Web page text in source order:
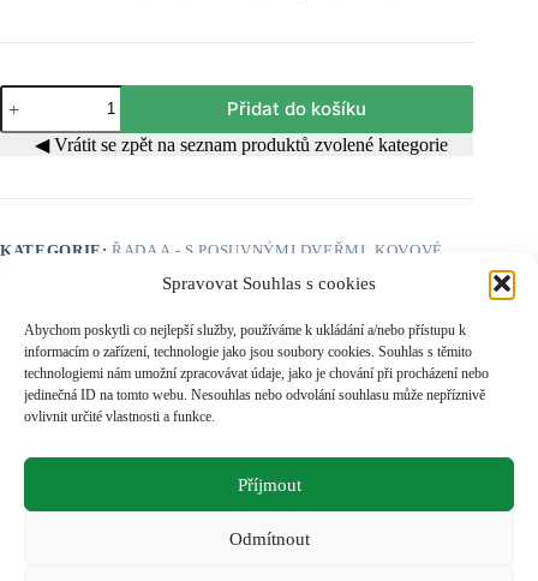
Spravovat Souhlas s cookies
Abychom poskytli co nejlepší služby, používáme k ukládání a/nebo přístupu k
informacím o zařízení, technologie jako jsou soubory cookies. Souhlas s těmito
technologiemi nám umožní zpracovávat údaje, jako je chování při procházení nebo
jedinečná ID na tomto webu. Nesouhlas nebo odvolání souhlasu může nepříznivě
ovlivnit určité vlastnosti a funkce.
Příjmout
Odmítnout
Skříň
A
303
množství
Přidat do košíku
◀ Vrátit se zpět na seznam produktů zvolené kategorie
KATEGORIE:ŘADA A - S POSUVNÝMI DVEŘMI ,KOVOVÉ
• rozměry skříně š 800 x hl 450 x v 1400mm
• skříň je jako celý svařenec
• skříň je osazena třěmi stavitelnými policemi (další se dají
doobjednat)
• dveře , uzamykatelné zatlačovacím cylindrickým zámkem (2
• nosnost jedné police max. 50kg
• lakováno interiérovou práškovou barvou – šedá konstrukce
RAL 7035 struktura a modré dveře RAL 5015 struktura, jiný
barevný odstín je po dohodě možný